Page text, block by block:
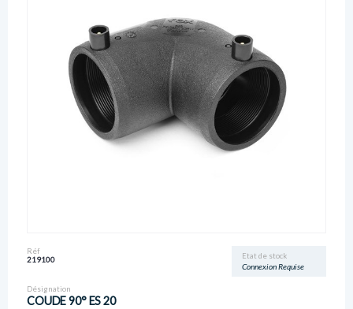
Etat de stock
Connexion Requise
Réf
219100
Désignation
COUDE 90° ES 20